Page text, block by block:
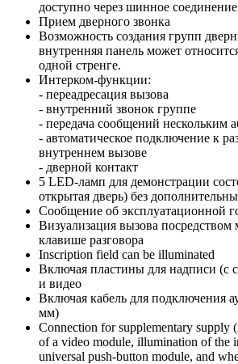
доступно через шинное соединение
Прием дверного звонка
Возможность создания групп
внутренняя панель может
одной стренге.
Интерком-функции:
- переадресация вызова
- внутренний звонок группе
- передача сообщений нескольким
- автоматическое подключение к
внутреннем вызове
- дверной контакт
5 LED-ламп для демонстрации
открытая дверь) без
Сообщение об эксплуатационной
Визуализация вызова
клавише разговора
Inscription field can be illuminated
Включая пластины для надписи (с
и видео
Включая кабель для подключения
мм)
Connection for supplementary supply
of a video module, illumination of the
universal push-button module, and